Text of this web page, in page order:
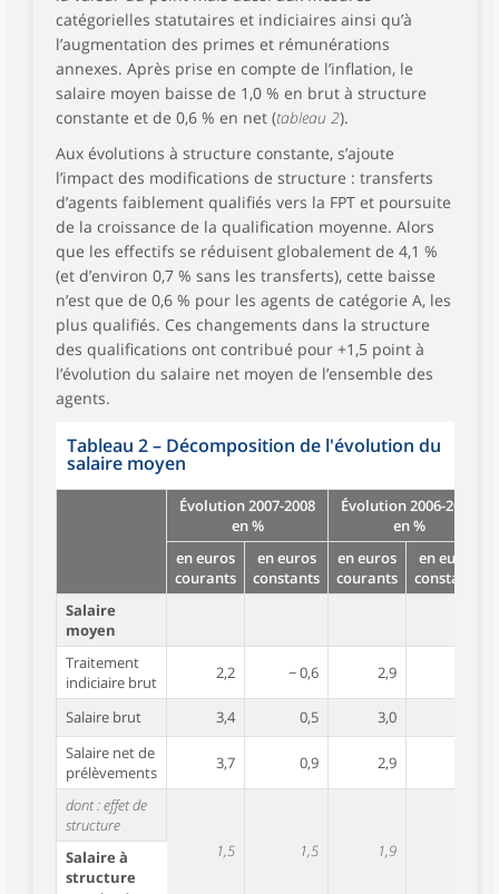
catégorielles statutaires et indiciaires ainsi qu’à
l’augmentation des primes et rémunérations
annexes. Après prise en compte de l’inflation, le
salaire moyen baisse de 1,0 % en brut à structure
constante et de 0,6 % en net (tableau 2).
Aux évolutions à structure constante, s’ajoute
l’impact des modifications de structure : transferts
d’agents faiblement qualifiés vers la FPT et poursuite
de la croissance de la qualification moyenne. Alors
que les effectifs se réduisent globalement de 4,1 %
(et d’environ 0,7 % sans les transferts), cette baisse
n’est que de 0,6 % pour les agents de catégorie A, les
plus qualifiés. Ces changements dans la structure
des qualifications ont contribué pour +1,5 point à
l’évolution du salaire net moyen de l’ensemble des
agents.
Tableau 2– Décomposition de l'évolution du
salaire moyen
Évolution 2007-2008
en %
Évolution 2006-2007
en %
en euros
courants
en euros
constants
en euros
courants
en euros
constants
Salaire
moyen
Traitement
indiciaire brut
2,2 − 0,6 2,9
Salaire brut 3,4 0,5 3,0
Salaire net de
prélèvements
3,7 0,9 2,9
dont : effet de
structure
1,5
1,5 1,9
Salaire à
structure